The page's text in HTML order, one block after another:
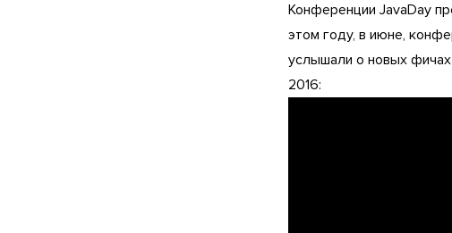
Конференции JavaDay
этом году, в июне,
услышали о новых фичах
2016: